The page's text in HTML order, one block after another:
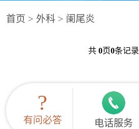
首页 > 外科> 阑尾炎
共 0页0条记录
?
有问必答 电话服务